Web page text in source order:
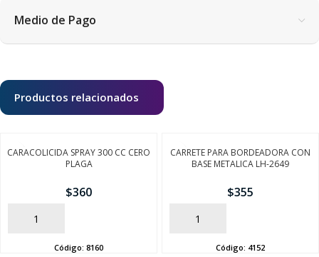
Medio de Pago
Productos relacionados
CARACOLICIDA SPRAY 300 CC CERO
PLAGA
$360
AÑADIR
Código: 8160
CARRETE PARA BORDEADORA CON
BASE METALICA LH-2649
$355
AÑADIR
Código: 4152